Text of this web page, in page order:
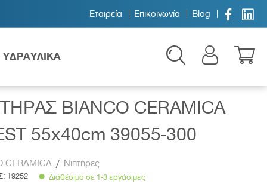
Εταιρεία Επικοινωνία Blog  
ΥΔΡΑΥΛΙΚΑ
BIANCO CERAMICA
55x40cm 39055-300
CERAMICA / Νιπτήρες
19252 Διαθέσιμο σε 1-3 εργάσιμες